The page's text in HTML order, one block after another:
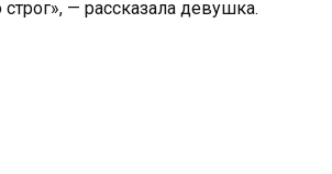
— рассказала девушка.